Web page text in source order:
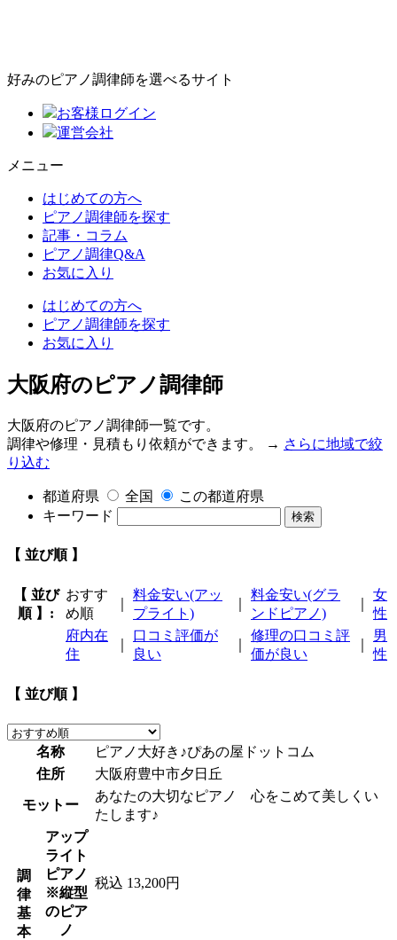
好みのピアノ調律師を選べるサイト
お客様ログイン
運営会社
メニュー
はじめての方へ
ピアノ調律師を探す
記事・コラム
ピアノ調律Q&A
お気に入り
はじめての方へ
ピアノ調律師を探す
お気に入り
大阪府のピアノ調律師
大阪府のピアノ調律師一覧です。
調律や修理・見積もり依頼ができます。 → さらに地域で絞
り込む
都道府県 全国
この都道府県
キーワード
検索
【 並び順 】
【 並び
順 】:
おすす
め順
料金安い(アッ
プライト)
料金安い(グラ
ンドピアノ)
女
性
府内在
住
口コミ評価が
良い
修理の口コミ評
価が良い
男
性
【 並び順 】
名称
ピアノ大好き♪ぴあの屋ドットコム
住所
大阪府豊中市夕日丘
モットー
あなたの大切なピアノ 心をこめて美しくい
たします♪
調
律
基
本
アップ
ライト
ピアノ
※縦型
のピア
ノ
税込 13,200円